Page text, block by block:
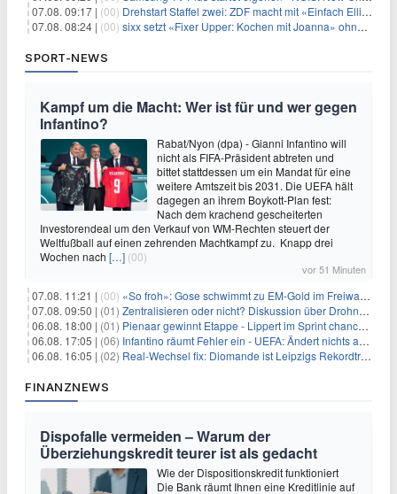
07.08. 09:17 | (00) Drehstart Staffel zwei: ZDF macht mit «Einfach Elli» weiter
07.08. 08:24 | (00) sixx setzt «Fixer Upper: Kochen mit Joanna» ohne Pause fort
SPORT-NEWS
Kampf um die Macht: Wer ist für und wer gegen
Infantino?
Rabat/Nyon (dpa) - Gianni Infantino will
nicht als FIFA-Präsident abtreten und
bittet stattdessen um ein Mandat für eine
weitere Amtszeit bis 2031. Die UEFA hält
dagegen an ihrem Boykott-Plan fest:
Nach dem krachend gescheiterten
Investorendeal um den Verkauf von WM-Rechten steuert der
Weltfußball auf einen zehrenden Machtkampf zu. Knapp drei
Wochen nach […] (00)
vor 51 Minuten
07.08. 11:21 | (00) «So froh»: Gose schwimmt zu EM-Gold im Freiwasser
07.08. 09:50 | (01) Zentralisieren oder nicht? Diskussion über Drohnenabwehr
06.08. 18:00 | (01) Pienaar gewinnt Etappe - Lippert im Sprint chancenlos
06.08. 17:05 | (06) Infantino räumt Fehler ein - UEFA: Ändert nichts an Boykott
06.08. 16:05 | (02) Real-Wechsel fix: Diomande ist Leipzigs Rekordtransfer
FINANZNEWS
Dispofalle vermeiden – Warum der
Überziehungskredit teurer ist als gedacht
Wie der Dispositionskredit funktioniert
Die Bank räumt Ihnen eine Kreditlinie auf